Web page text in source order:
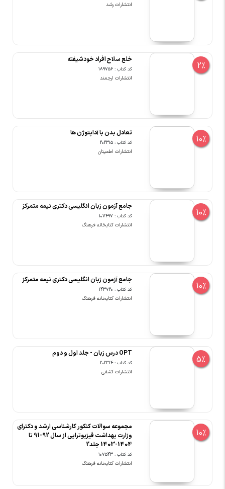
انتشارات رشد
2%
خلع سلاح افراد خودشیفته
کد کتاب : 189756
انتشارات ارجمند
10%
تعادل بدن با آداپتوژن ها
کد کتاب : 202315
انتشارات اطمینان
10%
جامع آزمون زبان انگلیسی دکتری نیمه متمرکز
کد کتاب : 107497
انتشارات کتابخانه فرهنگ
10%
جامع آزمون زبان انگلیسی دکتری نیمه متمرکز
کد کتاب : 143720
انتشارات کتابخانه فرهنگ
5%
OPT درس زبان - جلد اول و دوم
کد کتاب : 202314
انتشارات کشفی
10%
مجموعه سوالات کنکور کارشناسی ارشد و دکترای
وزارت بهداشت فیزیوتراپی از سال 92-91 تا
1404-1403 جلد2
کد کتاب : 107543
انتشارات کتابخانه فرهنگ